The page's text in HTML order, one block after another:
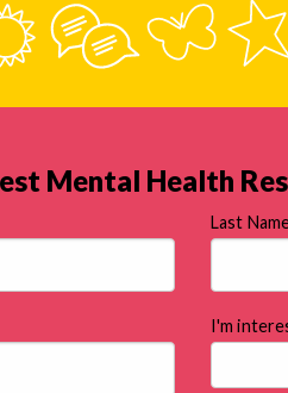
Las señales de alerta incluyen
aislamiento, irritabilidad, actitud
pérdida de interés en
Mental Health
Last
I'm